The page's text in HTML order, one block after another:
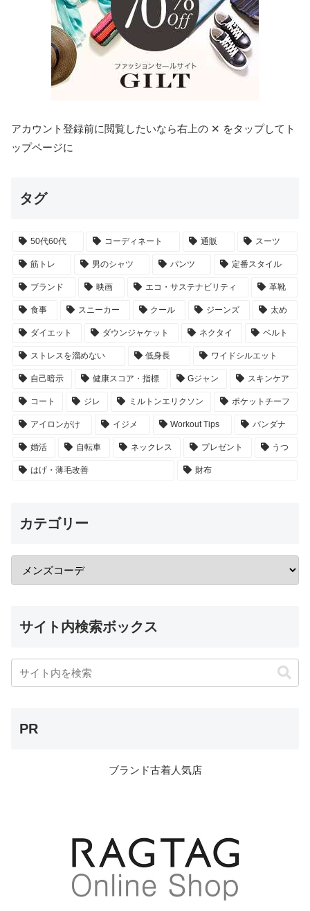
アカウント登録前に閲覧したいなら右上の ✕ をタップしてト
ップページに
タグ
50代60代 コーディネート 通販 スーツ
筋トレ 男のシャツ パンツ 定番スタイル
ブランド 映画 エコ・サステナビリティ 革靴
食事 スニーカー クール ジーンズ 太め
ダイエット ダウンジャケット ネクタイ ベルト
ストレスを溜めない 低身長 ワイドシルエット
自己暗示 健康スコア・指標 Gジャン スキンケア
コート ジレ ミルトンエリクソン ポケットチーフ
アイロンがけ イジメ Workout Tips バンダナ
婚活 自転車 ネックレス プレゼント うつ
はげ・薄毛改善 財布
カテゴリー
サイト内検索ボックス
PR
ブランド古着人気店